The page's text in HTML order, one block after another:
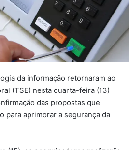
da informação retornaram ao
(TSE) nesta quarta-feira (13)
das propostas que
para aprimorar a segurança da